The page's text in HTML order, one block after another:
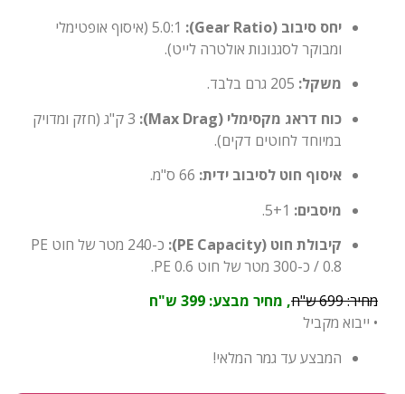
יחס סיבוב (Gear Ratio):
5.0:1 (איסוף אופטימלי
ומבוקר לסגנונות אולטרה לייט).
משקל:
כוח דראג מקסימלי (Max Drag):
3 ק"ג (חזק ומדויק
במיוחד לחוטים דקים).
איסוף חוט לסיבוב ידית:
מיסבים:
קיבולת חוט (PE Capacity):
כ-240 מטר של חוט PE
0.8 / כ-300 מטר של חוט PE 0.6.
מחיר:699 ש"ח
, מחיר מבצע: 399 ש"ח
• ייבוא מקביל
המבצע עד גמר המלאי!